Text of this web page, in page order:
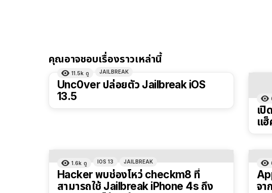
คุณอาจชอบเรื่องราวเหล่านี้
11.5k ดู JAILBREAK
Unc0ver ปล่อยตัว Jailbreak iOS
13.5
เปิ
แฮ็
1.6k ดู IOS 13 JAILBREAK
Hacker พบช่องโหว่ checkm8 ที่
สามารถใช้ Jailbreak iPhone 4s ถึง
จา